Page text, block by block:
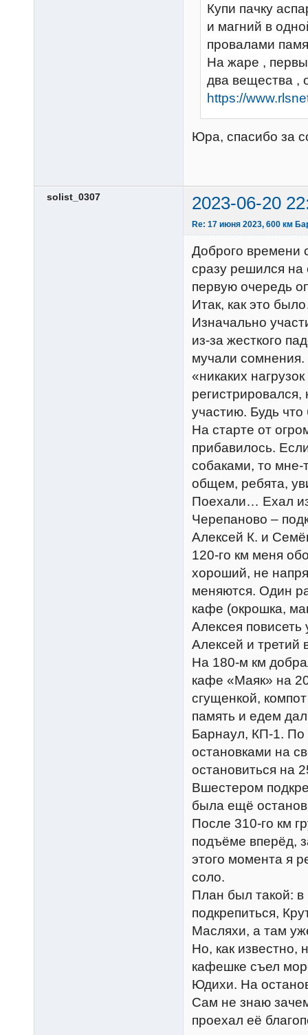
Купи пачку
и магний в
провалами
На жаре ,
два вещества ,
https://
Юра, спасибо за
solist_0307 2023-06-20
Re: 17 июня 2023, 600 км
Доброго времени
сразу решился на
первую очередь
Итак, как это
Изначально
из-за жесткого
мучали сомнения.
«никаких
участию. Будь
На старте от
прибавилось.
собаками, то
общем, ребята,
Поехали… Ехал
Черепаново –
Алексей К. и
120-го км меня
хороший, не
меняются. Один
кафе (окрошка,
Алексея повисеть
Алексей и третий
На 180-м км
кафе «Маяк» на
сгущенкой,
память и едем
Барнаул, КП-1. По
остановками на
остановиться на
Вшестером
была ещё
После 310-го км
подъёме вперёд,
этого момента я
соло.
План был такой: в
подкрепиться,
Масляхи, а там
Но, как известно,
кафешке съел
Юдихи. На
Сам не знаю
проехал её